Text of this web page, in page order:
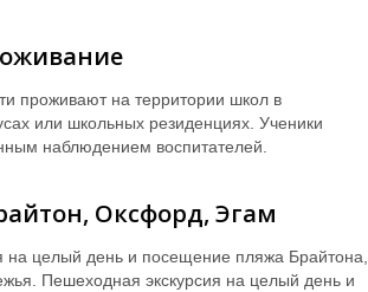
проживают на территории школ в
или школьных резиденциях. Ученики
наблюдением воспитателей.
Оксфорд, Эгам
на целый день и посещение пляжа Брайтона,
Пешеходная экскурсия на целый день и